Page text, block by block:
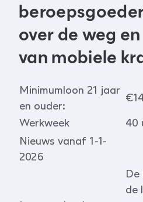
over de weg
van mobiele
Minimumloon 21 jaar
en ouder:
Werkweek
40
Nieuws vanaf 1-1-
2026
De
de